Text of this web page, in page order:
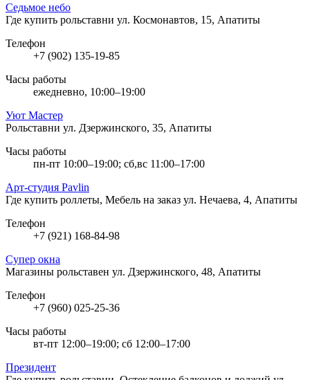
Седьмое небо
Где купить рольставни ул. Космонавтов, 15, Апатиты
Телефон
+7 (902) 135-19-85
Часы работы
ежедневно, 10:00–19:00
Уют Мастер
Рольставни ул. Дзержинского, 35, Апатиты
Часы работы
пн-пт 10:00–19:00; сб,вс 11:00–17:00
Арт-студия Pavlin
Где купить роллеты, Мебель на заказ ул. Нечаева, 4, Апатиты
Телефон
+7 (921) 168-84-98
Супер окна
Магазины рольставен ул. Дзержинского, 48, Апатиты
Телефон
+7 (960) 025-25-36
Часы работы
вт-пт 12:00–19:00; сб 12:00–17:00
Президент